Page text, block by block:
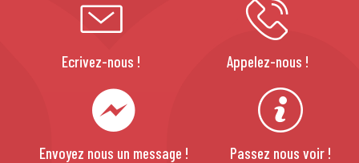
Ecrivez-nous ! Appelez-nous !
Envoyez nous un message ! Passez nous voir !